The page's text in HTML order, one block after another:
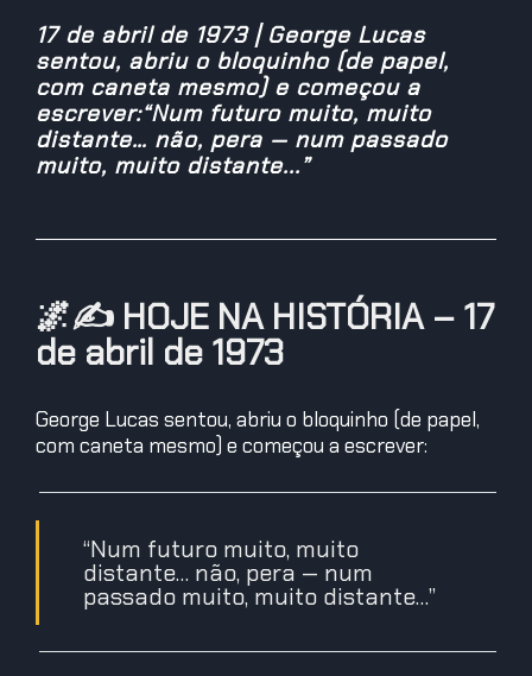
17 de abril de 1973 | George Lucas
sentou, abriu o bloquinho (de papel,
com caneta mesmo) e começou a
escrever:“Num futuro muito, muito
distante… não, pera — num passado
muito, muito distante...”
🌌✍️ HOJE NA HISTÓRIA – 17
de abril de 1973
George Lucas sentou, abriu o bloquinho (de papel,
com caneta mesmo) e começou a escrever:
“Num futuro muito, muito
distante… não, pera — num
passado muito, muito distante…”